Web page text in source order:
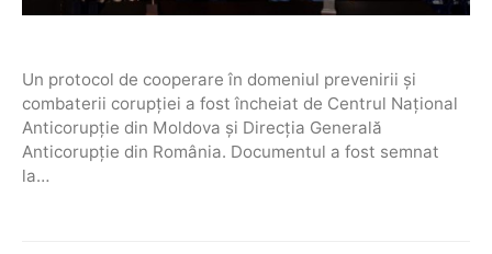
Un protocol de cooperare în domeniul prevenirii și
combaterii corupției a fost încheiat de Centrul Național
Anticorupție din Moldova și Direcția Generală
Anticorupție din România. Documentul a fost semnat
la…